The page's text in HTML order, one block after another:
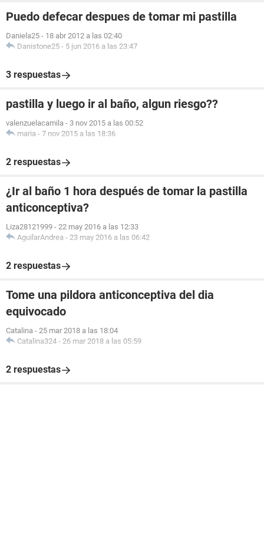
Puedo defecar despues de tomar mi pastilla
Daniela25 - 18 abr 2012 a las 02:40
Danistone25 - 5 jun 2016 a las 23:47
3 respuestas
pastilla y luego ir al baño, algun riesgo??
valenzuelacamila - 3 nov 2015 a las 00:52
maria - 7 nov 2015 a las 18:36
2 respuestas
¿Ir al baño 1 hora después de tomar la pastilla
anticonceptiva?
Liza28121999 - 22 may 2016 a las 12:33
AguilarAndrea - 23 may 2016 a las 06:42
2 respuestas
Tome una pildora anticonceptiva del dia
equivocado
Catalina - 25 mar 2018 a las 18:04
Catalina324 - 26 mar 2018 a las 05:59
2 respuestas